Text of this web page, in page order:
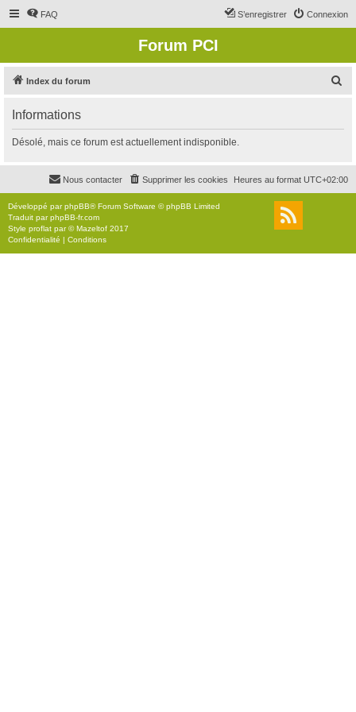
FAQ Connexion
S’enregistrer
Forum PCI
Index du forum
r
c
r
Informations
Désolé, mais ce forum est actuellement indisponible.
Heures au format UTC+02:00
Supprimer les cookies
Nous contacter
Développé parphpBB® Forum Software © phpBB Limited
Traduit parphpBB-fr.com
Style proflat par ©Mazeltof 2017
Confidentialité | Conditions